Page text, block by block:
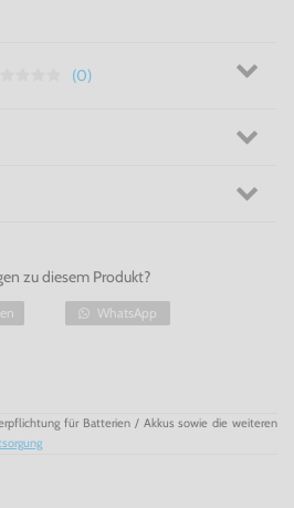
(0)
zu diesem Produkt?
WhatsApp
für Batterien / Akkus sowie die weiteren